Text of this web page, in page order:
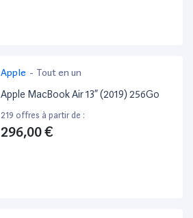
Apple - Tout en un
Apple MacBook Air 13” (2019) 256Go
219 offres à partir de :
296,00 €